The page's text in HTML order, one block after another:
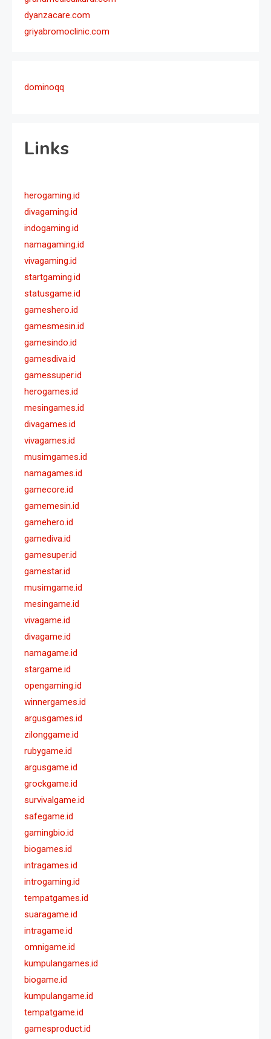
dyanzacare.com
griyabromoclinic.com
dominoqq
Links
herogaming.id
divagaming.id
indogaming.id
namagaming.id
vivagaming.id
startgaming.id
statusgame.id
gameshero.id
gamesmesin.id
gamesindo.id
gamesdiva.id
gamessuper.id
herogames.id
mesingames.id
divagames.id
vivagames.id
musimgames.id
namagames.id
gamecore.id
gamemesin.id
gamehero.id
gamediva.id
gamesuper.id
gamestar.id
musimgame.id
mesingame.id
vivagame.id
divagame.id
namagame.id
stargame.id
opengaming.id
winnergames.id
argusgames.id
zilonggame.id
rubygame.id
argusgame.id
grockgame.id
survivalgame.id
safegame.id
gamingbio.id
biogames.id
intragames.id
introgaming.id
tempatgames.id
suaragame.id
intragame.id
omnigame.id
kumpulangames.id
biogame.id
kumpulangame.id
tempatgame.id
gamesproduct.id